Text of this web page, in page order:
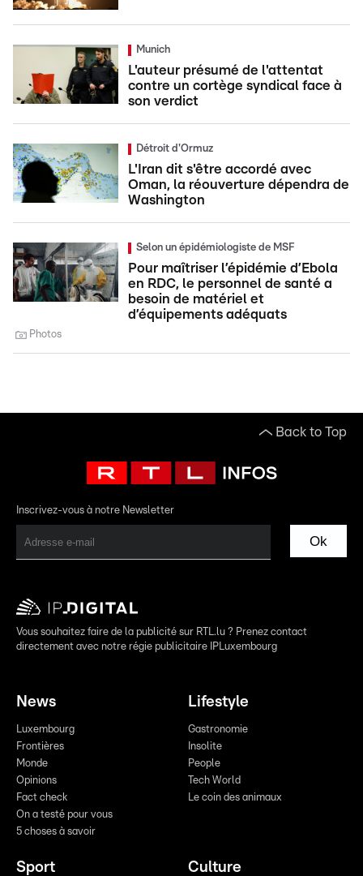
Munich
L'auteur présumé de l'attentat
contre un cortège syndical face à
son verdict
Détroit d'Ormuz
L'Iran dit s'être accordé avec
Oman, la réouverture dépendra de
Washington
Selon un épidémiologiste de MSF
Pour maîtriser l’épidémie d’Ebola
en RDC, le personnel de santé a
besoin de matériel et
d’équipements adéquats
Photos
Back to Top
Inscrivez-vous à notre Newsletter
Ok
Vous souhaitez faire de la publicité sur RTL.lu ? Prenez contact
directement avec notre régie publicitaire IPLuxembourg
News
Luxembourg
Frontières
Monde
Opinions
Fact check
On a testé pour vous
5 choses à savoir
Lifestyle
Gastronomie
Insolite
People
Tech World
Le coin des animaux
Sport Culture